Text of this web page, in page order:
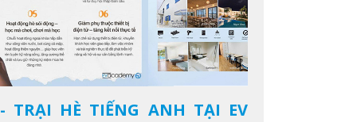
TRẠI HÈ TIẾNG ANH TẠI EV